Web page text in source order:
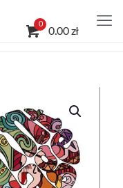
0
0.00 zł